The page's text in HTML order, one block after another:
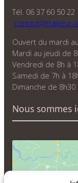
Tél. 06 37 60 50 22
contact@traiteur-
Ouvert du mardi
Mardi au jeudi de
Vendredi de 8h à
Samedi de 7h à
Dimanche de 8h30
Nous sommes